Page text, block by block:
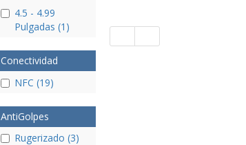
4.5 - 4.99
Pulgadas (1)
Conectividad
NFC (19)
AntiGolpes
Rugerizado (3)